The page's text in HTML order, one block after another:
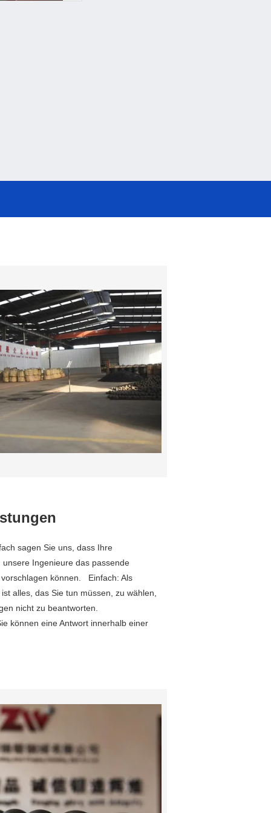
sagen Sie uns, dass Ihre
unsere Ingenieure das passende
können. Einfach: Als
alles, das Sie tun müssen, zu wählen,
nicht zu beantworten.
können eine Antwort innerhalb einer